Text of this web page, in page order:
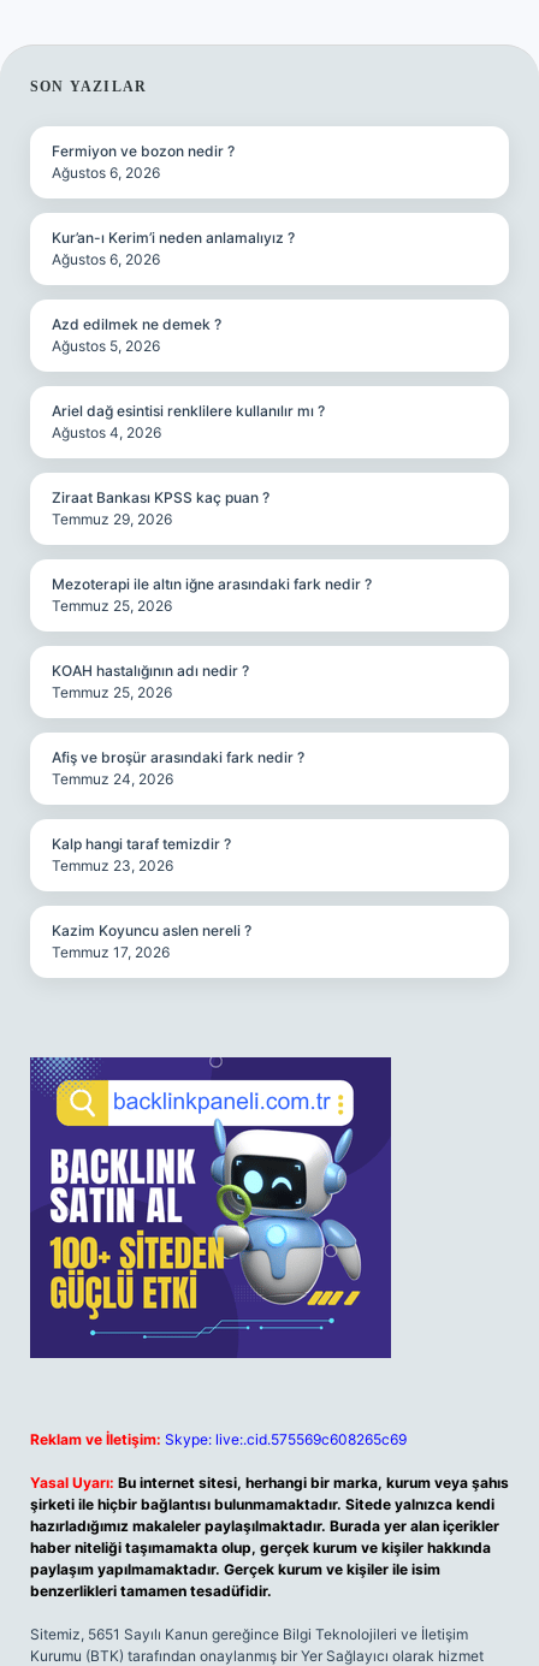
SIDEBAR
SON YAZILAR
Fermiyon ve bozon nedir ?
Ağustos 6, 2026
Kur’an-ı Kerim’i neden anlamalıyız ?
Ağustos 6, 2026
Azd edilmek ne demek ?
Ağustos 5, 2026
Ariel dağ esintisi renklilere kullanılır mı ?
Ağustos 4, 2026
Ziraat Bankası KPSS kaç puan ?
Temmuz 29, 2026
Mezoterapi ile altın iğne arasındaki fark nedir ?
Temmuz 25, 2026
KOAH hastalığının adı nedir ?
Temmuz 25, 2026
Afiş ve broşür arasındaki fark nedir ?
Temmuz 24, 2026
Kalp hangi taraf temizdir ?
Temmuz 23, 2026
Kazim Koyuncu aslen nereli ?
Temmuz 17, 2026
Reklam ve İletişim: Skype: live:.cid.575569c608265c69
Yasal Uyarı: Bu internet sitesi, herhangi bir marka, kurum veya şahıs
şirketi ile hiçbir bağlantısı bulunmamaktadır. Sitede yalnızca kendi
hazırladığımız makaleler paylaşılmaktadır. Burada yer alan içerikler
haber niteliği taşımamakta olup, gerçek kurum ve kişiler hakkında
paylaşım yapılmamaktadır. Gerçek kurum ve kişiler ile isim
benzerlikleri tamamen tesadüfidir.
Sitemiz, 5651 Sayılı Kanun gereğince Bilgi Teknolojileri ve İletişim
Kurumu (BTK) tarafından onaylanmış bir Yer Sağlayıcı olarak hizmet